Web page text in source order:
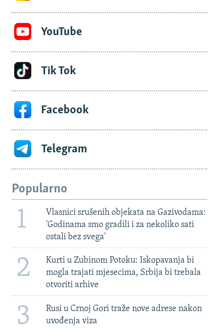
YouTube
Tik Tok
Facebook
Telegram
Popularno
1
Vlasnici srušenih objekata na Gazivodama:
'Godinama smo gradili i za nekoliko sati
ostali bez svega'
2
Kurti u Zubinom Potoku: Iskopavanja bi
mogla trajati mjesecima, Srbija bi trebala
otvoriti arhive
3
Rusi u Crnoj Gori traže nove adrese nakon
uvođenja viza